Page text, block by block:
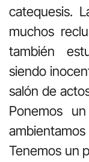
catequesis.
muchos
también
siendo
salón de
Ponemos
Tenemos un